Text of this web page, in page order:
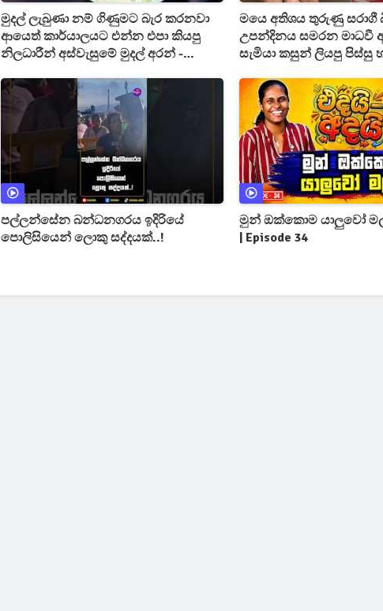
මුදල් ලැබුණා නම් ගිණුමට බැර කරනවා
ආයෙත් කාර්යාලයට එන්න එපා කියපු
නිලධාරීන් අස්වැසුමේ මුදල් අරන් -
මයෙ අතිශය තුරුණු සරාගී
උපන්දිනය සමරන
සැමියා කසුන් ලියපු පිස්සු
පල්ලන්සේන බන්ධනගරය ඉදිරියේ
පොලිසියෙන් ලොකු සද්දයක්..!
මුන් ඔක්කොම යාලුවෝ
| Episode 34